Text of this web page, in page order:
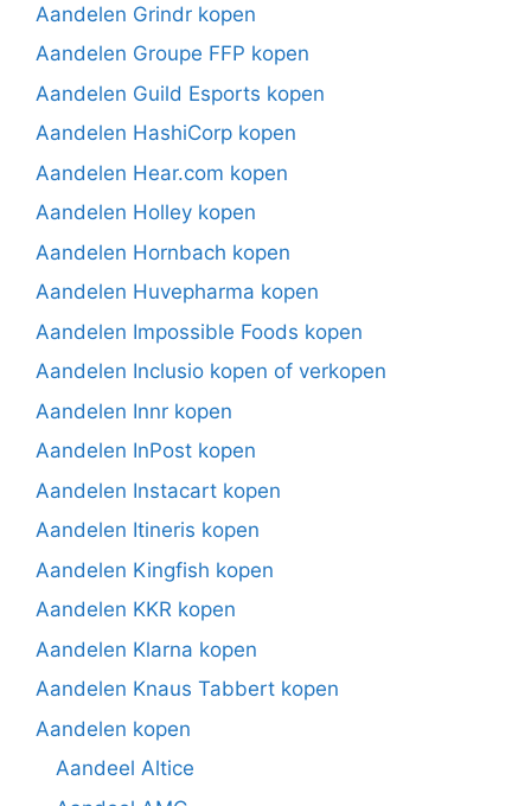
Aandelen Grindr kopen
Aandelen Groupe FFP kopen
Aandelen Guild Esports kopen
Aandelen HashiCorp kopen
Aandelen Hear.com kopen
Aandelen Holley kopen
Aandelen Hornbach kopen
Aandelen Huvepharma kopen
Aandelen Impossible Foods kopen
Aandelen Inclusio kopen of verkopen
Aandelen Innr kopen
Aandelen InPost kopen
Aandelen Instacart kopen
Aandelen Itineris kopen
Aandelen Kingfish kopen
Aandelen KKR kopen
Aandelen Klarna kopen
Aandelen Knaus Tabbert kopen
Aandelen kopen
Aandeel Altice